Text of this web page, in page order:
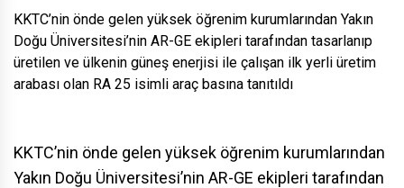
KKTC’nin önde gelen yüksek öğrenim kurumlarından Yakın
Doğu Üniversitesi’nin AR-GE ekipleri tarafından tasarlanıp
üretilen ve ülkenin güneş enerjisi ile çalışan ilk yerli üretim
arabası olan RA 25 isimli araç basına tanıtıldı
KKTC’nin önde gelen yüksek öğrenim kurumlarından
Yakın Doğu Üniversitesi’nin AR-GE ekipleri tarafından